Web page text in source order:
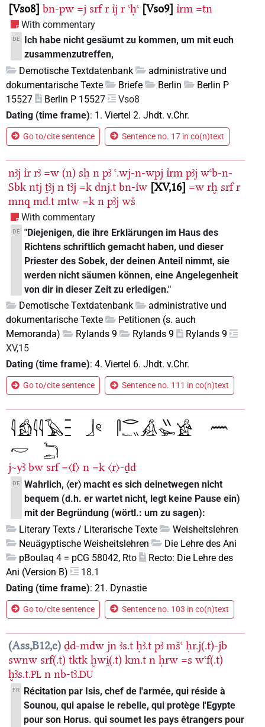
Vso8 bn-pw =j srf r ı͗j r ꜥḥꜥ Vso9 ı͗rm =tn
With commentary
DE
Ich habe nicht gesäumt zu kommen, um mit euch
zusammenzutreffen,
Demotische Textdatenbank
administrative und
dokumentarische Texte
Briefe Berlin
Berlin P
15527
Berlin P 15527
Vso8
Dating (time frame): 1. Viertel 2. Jhdt. v.Chr.
Go to/cite sentence Sentence no. 17 in co(n)text
nꜣj ı͗r rꜣ =w (n) sẖ n pꜣ ꜥ.wj-n-wpj ı͗rm pꜣj wꜥb-n-
Sbk ntj ṯꜣj n tꜣj =k dnj.t bn-ı͗w XV,16 =w rḫ srf r
mnq md.t mtw =k n pꜣj wš
With commentary
DE "Diejenigen, die ihre Erklärungen im Haus des
Richtens schriftlich gemacht haben, und dieser
Priester des Sobek, der deinen Anteil nimmt, sie
werden nicht säumen können, eine Angelegenheit
von dir in dieser Zeit zu erledigen."
Demotische Textdatenbank
administrative und
dokumentarische Texte
Petitionen (s. auch
Memoranda)
Rylands 9 Rylands 9
Rylands 9
XV,15
Dating (time frame): 4. Viertel 6. Jhdt. v.Chr.
Go to/cite sentence Sentence no. 111 in co(n)text
j~yꜣ bw srf =〈f〉 n =k 〈r〉-ḏd
DE Wahrlich, 〈er〉 macht es sich deinetwegen nicht
bequem (d.h. er wartet nicht, legt keine Pause ein)
mit der Begründung (wörtl.: um zu sagen):
Literary Texts / Literarische Texte
Weisheitslehren
Neuägyptische Weisheitslehren
Die Lehre des Ani
pBoulaq 4 = pCG 58042, Rto
Recto: Die Lehre des
Ani (Version B)
18.1
Dating (time frame): 21. Dynastie
Go to/cite sentence Sentence no. 103 in co(n)text
Ass,B12,c ḏd-mdw jn ꜣs.t ḥꜣ.t pꜣ mšꜥ ḥr.j(.t)-jb
swnw srf(.t) tktk ḫwi̯(.t) km.t n ḥrw =s wꜥf(.t)
ḫꜣs.t.PL n nb-tꜣ.DU
FR
Récitation par Isis, chef de l'armée, qui réside à
Sounou, qui apaise le rebelle, qui protège l'Egypte
pour son Horus. qui soumet les pays étrangers pour